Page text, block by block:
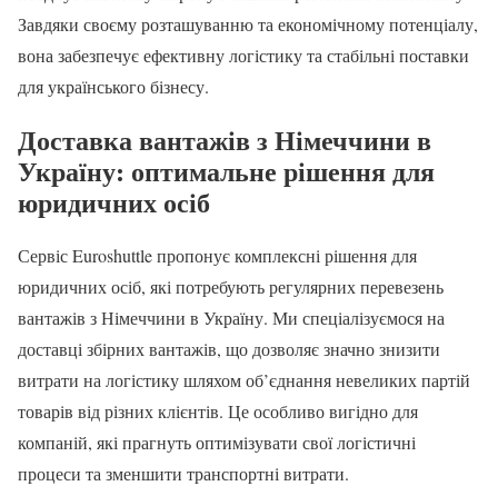
Завдяки своєму розташуванню та економічному потенціалу,
вона забезпечує ефективну логістику та стабільні поставки
для українського бізнесу.
Доставка вантажів з Німеччини в
Україну: оптимальне рішення для
юридичних осіб
Сервіс Euroshuttle пропонує комплексні рішення для
юридичних осіб, які потребують регулярних перевезень
вантажів з Німеччини в Україну. Ми спеціалізуємося на
доставці збірних вантажів, що дозволяє значно знизити
витрати на логістику шляхом об’єднання невеликих партій
товарів від різних клієнтів. Це особливо вигідно для
компаній, які прагнуть оптимізувати свої логістичні
процеси та зменшити транспортні витрати.